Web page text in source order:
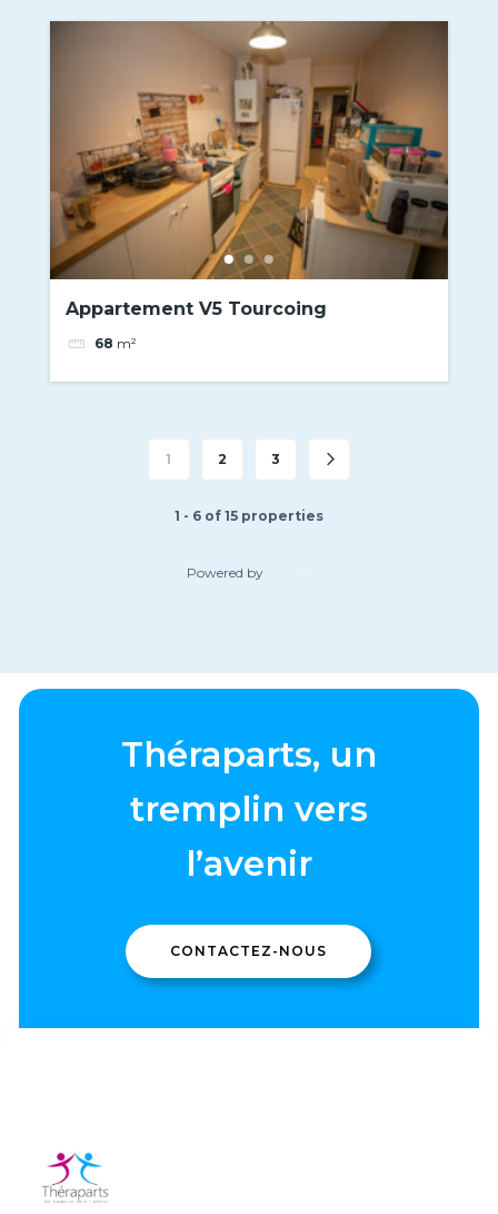
Appartement V5 Tourcoing
68 m²
1 2 3
1 - 6 of 15 properties
Powered by
Théraparts, un
tremplin vers
l’avenir
CONTACTEZ-NOUS